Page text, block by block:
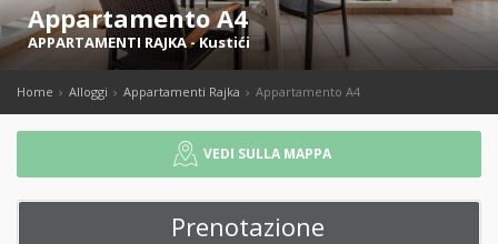
Appartamento A4
APPARTAMENTI RAJKA-Kustići
Home Alloggi Appartamenti Rajka Appartamento A4
VEDI SULLA MAPPA
Prenotazione